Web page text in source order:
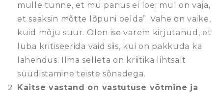
mulle tunne, et mu panus ei loe; mul on vaja,
et saaksin mõtte lõpuni öelda”. Vahe on väike,
kuid mõju suur. Olen ise varem kirjutanud, et
luba kritiseerida vaid siis, kui on pakkuda ka
lahendus. Ilma selleta on kriitika lihtsalt
süüdistamine teiste sõnadega.
Kaitse vastand on vastutuse võtmine ja